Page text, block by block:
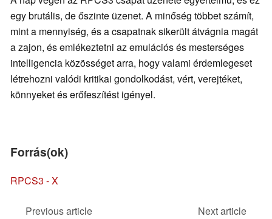
egy brutális, de őszinte üzenet. A minőség többet számít,
mint a mennyiség, és a csapatnak sikerült átvágnia magát
a zajon, és emlékeztetni az emulációs és mesterséges
intelligencia közösséget arra, hogy valami érdemlegeset
létrehozni valódi kritikai gondolkodást, vért, verejtéket,
könnyeket és erőfeszítést igényel.
Forrás(ok)
RPCS3 - X
Previous article
Next article